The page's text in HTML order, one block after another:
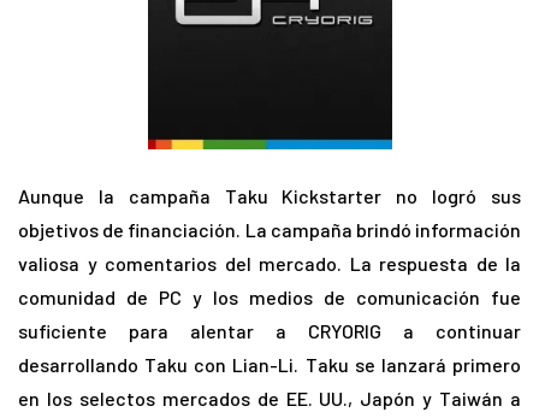
Aunque la campaña Taku Kickstarter no logró sus
objetivos de financiación. La campaña brindó información
valiosa y comentarios del mercado. La respuesta de la
comunidad de PC y los medios de comunicación fue
suficiente para alentar a CRYORIG a continuar
desarrollando Taku con Lian-Li. Taku se lanzará primero
en los selectos mercados de EE. UU., Japón y Taiwán a